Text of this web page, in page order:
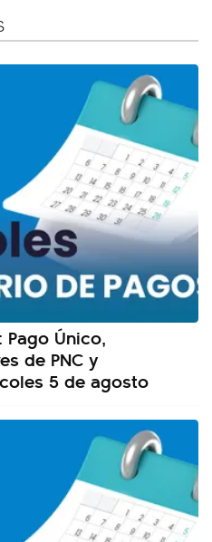
Pago Único,
de PNC y
5 de agosto